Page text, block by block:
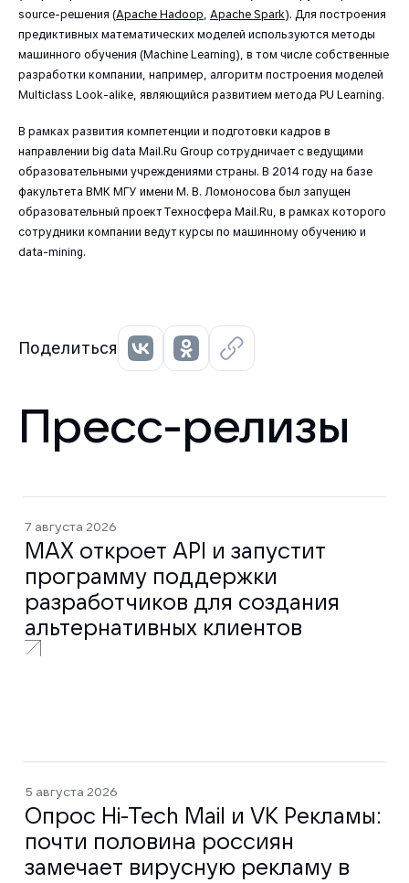
source-решения (Apache Hadoop Apache Spark). Для построения
предиктивных математических моделей используются методы
машинного обучения (Machine Learning), в том числе собственные
разработки компании, например, алгоритм построения моделей
Multiclass Look-alike, являющийся развитием метода PU Learning.
В рамках развития компетенции и подготовки кадров в
направлении big data Mail.Ru Group сотрудничает с ведущими
образовательными учреждениями страны. В 2014 году на базе
факультета ВМК МГУ имени М. В. Ломоносова был запущен
образовательный проект Техносфера Mail.Ru, в рамках которого
сотрудники компании ведут курсы по машинному обучению и
data-mining.
Поделиться
Пресс-релизы
7 августа 2026
MAX откроет API и запустит
программу поддержки
разработчиков для создания
альтернативных клиентов
5 августа 2026
Опрос Hi-Tech Mail и VK Рекламы:
почти половина россиян
замечает вирусную рекламу в